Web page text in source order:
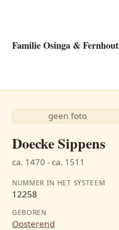
Familie Osinga & Fernhout
geen foto
Doecke Sippens
ca. 1470 - ca. 1511
NUMMER IN HET SYSTEEM
12258
GEBOREN
Oosterend